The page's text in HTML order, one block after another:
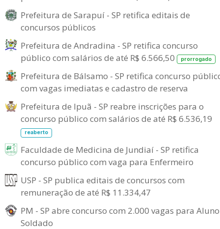
Prefeitura de Sarapuí - SP retifica editais de
concursos públicos
Prefeitura de Andradina - SP retifica concurso
público com salários de até R$ 6.566,50
prorrogado
Prefeitura de Bálsamo - SP retifica concurso
com vagas imediatas e cadastro de reserva
Prefeitura de Ipuã - SP reabre inscrições para o
concurso público com salários de até R$ 6.536,19
reaberto
Faculdade de Medicina de Jundiaí - SP retifica
concurso público com vaga para Enfermeiro
USP - SP publica editais de concursos com
remuneração de até R$ 11.334,47
PM - SP abre concurso com 2.000 vagas para
Soldado